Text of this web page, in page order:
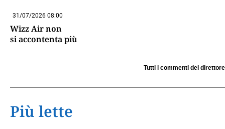
31/07/2026 08:00
Wizz Air non
si accontenta più
Tutti i commenti del direttore
Più lette